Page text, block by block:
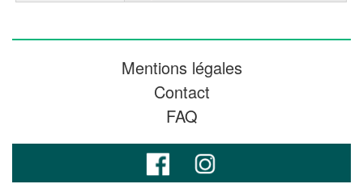
Mentions légales
Contact
FAQ